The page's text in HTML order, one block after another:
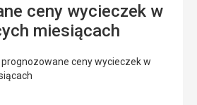
ceny wycieczek w
miesiącach
ceny wycieczek w